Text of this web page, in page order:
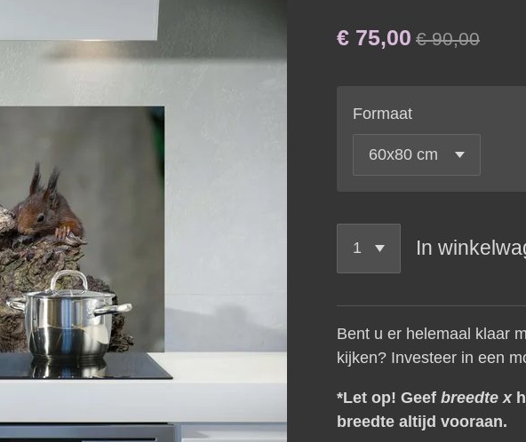
€ 75,00 € 90,00
Formaat
In
Bent u er helemaal klaar
kijken? Investeer in een
*Let op! Geef breedte x
breedte altijd vooraan.